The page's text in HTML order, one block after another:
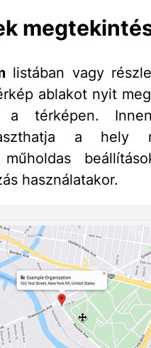
listában vagy
ablakot nyit
térképen.
a hely
használatakor.